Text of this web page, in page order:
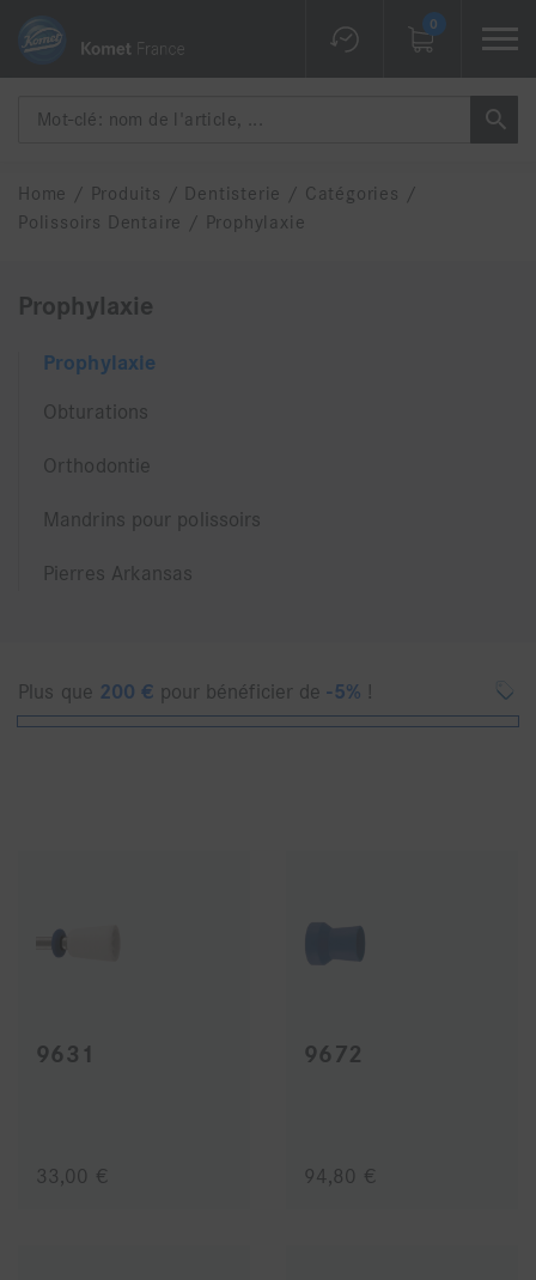
0
Home / Produits / Dentisterie / Catégories
/
Polissoirs Dentaire
/ Prophylaxie
Prophylaxie
Prophylaxie
Obturations
Orthodontie
Mandrins pour polissoirs
Pierres Arkansas
Plus que 200 € pour bénéficier de-5% !
9631
33,00 €
9672
94,80 €